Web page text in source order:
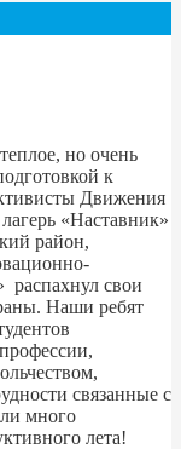
но очень
к
Движения
«Наставник»
район,
распахнул свои
Наши ребят
связанные с
много
лета!